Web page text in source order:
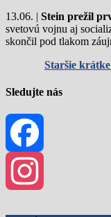
13.06. | Stein prežil
svetovú vojnu aj
skončil pod tlakom
Staršie
Sledujte nás
Facebook